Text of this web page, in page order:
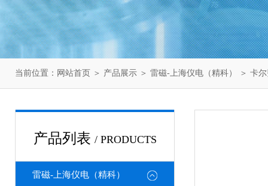
当前位置： 网站首页 ＞ 产品展示 ＞ 雷磁-上海仪电（精科） ＞ 卡
产品列表 / PRODUCTS
雷磁-上海仪电（精科）